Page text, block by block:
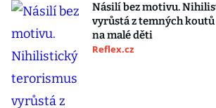
Násilí bez motivu.
vyrůstá z temných
na malé děti
Reflex.cz